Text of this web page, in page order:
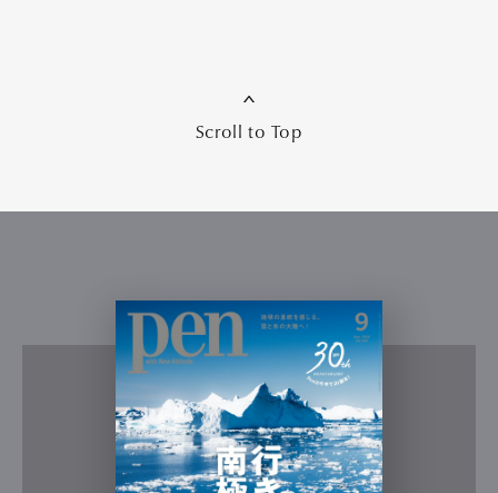
Scroll to Top